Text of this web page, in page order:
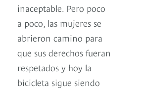
inaceptable. Pero poco
a poco, las mujeres se
abrieron camino para
que sus derechos fueran
respetados y hoy la
bicicleta sigue siendo